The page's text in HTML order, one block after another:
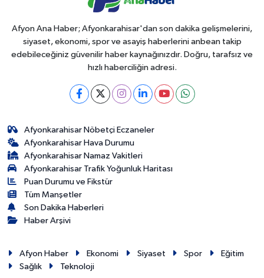
Afyon Ana Haber; Afyonkarahisar'dan son dakika gelişmelerini,
siyaset, ekonomi, spor ve asayiş haberlerini anbean takip
edebileceğiniz güvenilir haber kaynağınızdır. Doğru, tarafsız ve
hızlı haberciliğin adresi.
Afyonkarahisar Nöbetçi Eczaneler
Afyonkarahisar Hava Durumu
Afyonkarahisar Namaz Vakitleri
Afyonkarahisar Trafik Yoğunluk Haritası
Puan Durumu ve Fikstür
Tüm Manşetler
Son Dakika Haberleri
Haber Arşivi
Afyon Haber Ekonomi Siyaset Spor
Eğitim
Sağlık
Teknoloji